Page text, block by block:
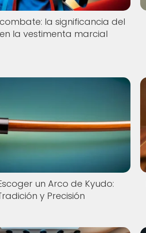
la significancia del
la vestimenta marcial
un Arco de Kyudo:
y Precisión